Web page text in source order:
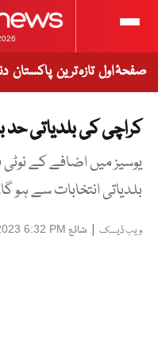
صفحۂ اول تازہ ترین پاکستان
کراچی کی بلدیاتی حد
یوسیز میں اضافے کے
بلدیاتی انتخابات سے ہو
ویب ڈیسک | شائع 6:32 PM